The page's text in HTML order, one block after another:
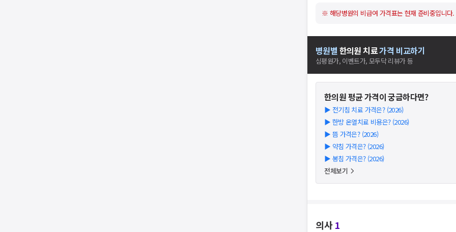
※ 해당병원의 비급여 가격표는 현재 준비중입니다.
병원별 한의원치료가격 비교하기
심평원가, 이벤트가, 모두닥 리뷰가 등
한의원평균 가격이 궁금하다면?
▶ 전기침 치료 가격은? (2026)
▶ 한방 온열치료 비용은? (2026)
▶ 뜸 가격은? (2026)
▶ 약침 가격은? (2026)
▶ 봉침 가격은? (2026)
전체보기
의사1